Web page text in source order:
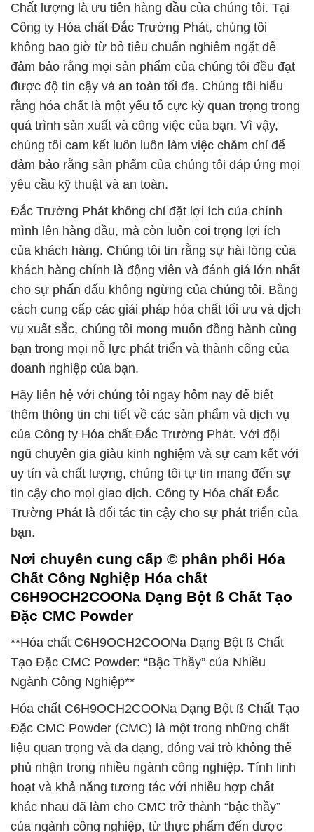
Chất lượng là ưu tiên hàng đầu của chúng tôi. Tại
Công ty Hóa chất Đắc Trường Phát, chúng tôi
không bao giờ từ bỏ tiêu chuẩn nghiêm ngặt để
đảm bảo rằng mọi sản phẩm của chúng tôi đều đạt
được độ tin cậy và an toàn tối đa. Chúng tôi hiểu
rằng hóa chất là một yếu tố cực kỳ quan trọng trong
quá trình sản xuất và công việc của bạn. Vì vậy,
chúng tôi cam kết luôn luôn làm việc chăm chỉ để
đảm bảo rằng sản phẩm của chúng tôi đáp ứng mọi
yêu cầu kỹ thuật và an toàn.
Đắc Trường Phát không chỉ đặt lợi ích của chính
mình lên hàng đầu, mà còn luôn coi trọng lợi ích
của khách hàng. Chúng tôi tin rằng sự hài lòng của
khách hàng chính là động viên và đánh giá lớn nhất
cho sự phấn đấu không ngừng của chúng tôi. Bằng
cách cung cấp các giải pháp hóa chất tối ưu và dịch
vụ xuất sắc, chúng tôi mong muốn đồng hành cùng
bạn trong mọi nỗ lực phát triển và thành công của
doanh nghiệp của bạn.
Hãy liên hệ với chúng tôi ngay hôm nay để biết
thêm thông tin chi tiết về các sản phẩm và dịch vụ
của Công ty Hóa chất Đắc Trường Phát. Với đội
ngũ chuyên gia giàu kinh nghiệm và sự cam kết với
uy tín và chất lượng, chúng tôi tự tin mang đến sự
tin cậy cho mọi giao dịch. Công ty Hóa chất Đắc
Trường Phát là đối tác tin cậy cho sự phát triển của
bạn.
Nơi chuyên cung cấp © phân phối Hóa
Chất Công Nghiệp Hóa chất
C6H9OCH2COONa Dạng Bột ß Chất Tạo
Đặc CMC Powder
**Hóa chất C6H9OCH2COONa Dạng Bột ß Chất
Tạo Đặc CMC Powder: “Bậc Thầy” của Nhiều
Ngành Công Nghiệp**
Hóa chất C6H9OCH2COONa Dạng Bột ß Chất Tạo
Đặc CMC Powder (CMC) là một trong những chất
liệu quan trọng và đa dạng, đóng vai trò không thể
phủ nhận trong nhiều ngành công nghiệp. Tính linh
hoạt và khả năng tương tác với nhiều hợp chất
khác nhau đã làm cho CMC trở thành “bậc thầy”
của ngành công nghiệp, từ thực phẩm đến dược